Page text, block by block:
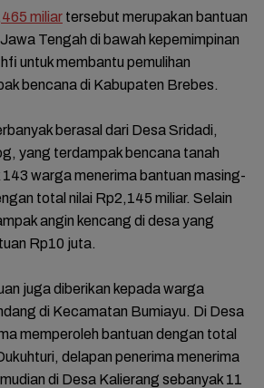
miliar tersebut merupakan bantuan
Tengah di bawah kepemimpinan
untuk membantu pemulihan
bencana di Kabupaten Brebes.
berasal dari Desa Sridadi,
yang terdampak bencana tanah
warga menerima bantuan masing-
total nilai Rp2,145 miliar. Selain
angin kencang di desa yang
Rp10 juta.
juga diberikan kepada warga
di Kecamatan Bumiayu. Di Desa
memperoleh bantuan dengan total
delapan penerima menerima
di Desa Kalierang sebanyak 11